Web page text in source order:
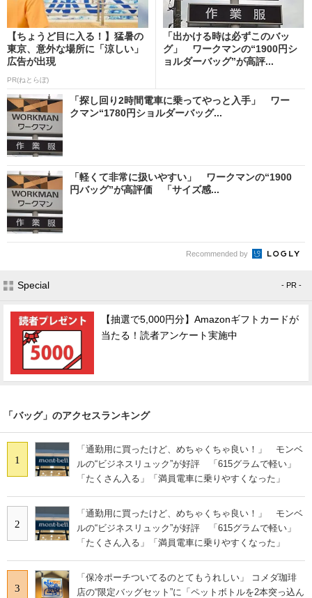
【ちょうど目に入る！】猛暑の
東京、意外な場所に「涼しい」
広告が出現
PR(ねとらぼ)
「出かける時は必ずこのバッ
グ」 ワークマンの“1900円シ
ョルダーバッグ”が高評...
「探し回り2時間電車に乗ってやっと入手」 ワー
クマン“1780円ショルダーバッグ...
「軽くて非常に扱いやすい」 ワークマンの“1900
円バッグ”が高評価 「サイズ感...
Recommended by
Special - PR -
【抽選で5,000円分】Amazonギフトカードが
当たる！読者アンケート実施中
「バッグ」のアクセスランキング
1
「通勤用に買ったけど、めちゃくちゃ良い！」 モンベ
ルの“ビジネスリュック”が好評 「615グラムで軽い」
「たくさん入る」「満員電車に乗りやすくなった」
2
「通勤用に買ったけど、めちゃくちゃ良い！」 モンベ
ルの“ビジネスリュック”が好評 「615グラムで軽い」
「たくさん入る」「満員電車に乗りやすくなった」
3
「保冷ポーチついてるのとてもうれしい」 コメダ珈琲
店の“限定バッグセット”に「ペットボトルを2本突っ込ん